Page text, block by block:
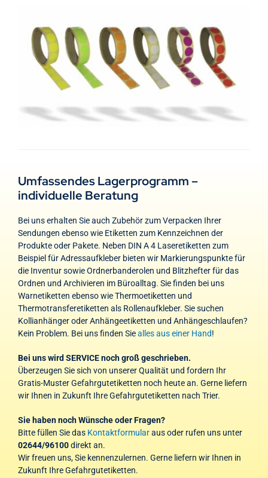
Umfassendes Lagerprogramm –
individuelle Beratung
Bei uns erhalten Sie auch Zubehör zum Verpacken Ihrer
Sendungen ebenso wie Etiketten zum Kennzeichnen der
Produkte oder Pakete. Neben DIN A 4 Laseretiketten zum
Beispiel für Adressaufkleber bieten wir Markierungspunkte für
die Inventur sowie Ordnerbanderolen und Blitzhefter für das
Ordnen und Archivieren im Büroalltag. Sie finden bei uns
Warnetiketten ebenso wie Thermoetiketten und
Thermotransferetiketten als Rollenaufkleber. Sie suchen
Kollianhänger oder Anhängeetiketten und Anhängeschlaufen?
Kein Problem. Bei uns finden Siealles aus einer Hand!
Bei uns wird SERVICE noch groß geschrieben.
Überzeugen Sie sich von unserer Qualität und fordern Ihr
Gratis-Muster Gefahrgutetiketten noch heute an. Gerne liefern
wir Ihnen in Zukunft Ihre Gefahrgutetiketten nach Trier.
Sie haben noch Wünsche oder Fragen?
Bitte füllen Sie das Kontaktformularaus oder rufen uns unter
02644/96100direkt an.
Wir freuen uns, Sie kennenzulernen. Gerne liefern wir Ihnen in
Zukunft Ihre Gefahrgutetiketten.